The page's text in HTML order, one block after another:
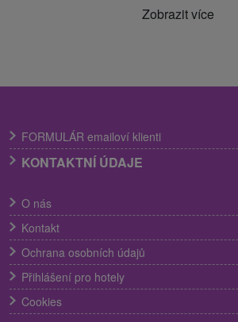
Zobrazit více
FORMULÁR emailoví klienti
KONTAKTNÍ ÚDAJE
O nás
Kontakt
Ochrana osobních údajů
Přihlášení pro hotely
Cookies